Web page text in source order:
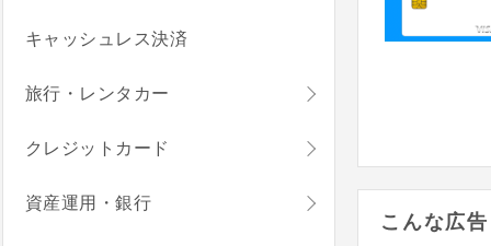
こんな広
キャッシュレス決済
旅行・レンタカー
クレジットカード
資産運用・銀行